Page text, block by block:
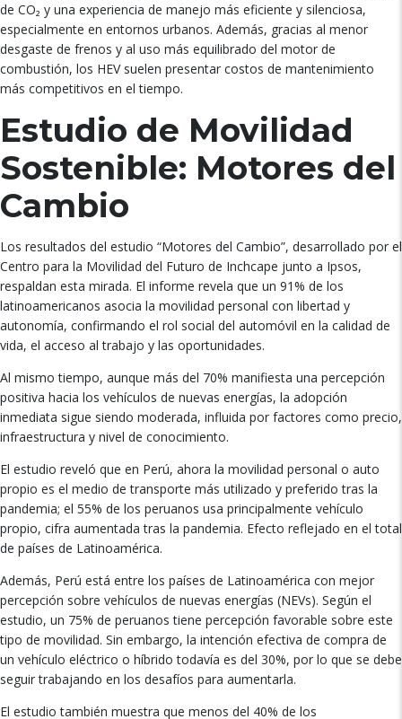
de CO₂ y una experiencia de manejo más eficiente y silenciosa,
especialmente en entornos urbanos. Además, gracias al menor
desgaste de frenos y al uso más equilibrado del motor de
combustión, los HEV suelen presentar costos de mantenimiento
más competitivos en el tiempo.
Estudio de Movilidad
Sostenible: Motores del
Cambio
Los resultados del estudio “Motores del Cambio”, desarrollado por el
Centro para la Movilidad del Futuro de Inchcape junto a Ipsos,
respaldan esta mirada. El informe revela que un 91% de los
latinoamericanos asocia la movilidad personal con libertad y
autonomía, confirmando el rol social del automóvil en la calidad de
vida, el acceso al trabajo y las oportunidades.
Al mismo tiempo, aunque más del 70% manifiesta una percepción
positiva hacia los vehículos de nuevas energías, la adopción
inmediata sigue siendo moderada, influida por factores como precio,
infraestructura y nivel de conocimiento.
El estudio reveló que en Perú, ahora la movilidad personal o auto
propio es el medio de transporte más utilizado y preferido tras la
pandemia; el 55% de los peruanos usa principalmente vehículo
propio, cifra aumentada tras la pandemia. Efecto reflejado en el total
de países de Latinoamérica.
Además, Perú está entre los países de Latinoamérica con mejor
percepción sobre vehículos de nuevas energías (NEVs). Según el
estudio, un 75% de peruanos tiene percepción favorable sobre este
tipo de movilidad. Sin embargo, la intención efectiva de compra de
un vehículo eléctrico o híbrido todavía es del 30%, por lo que se debe
seguir trabajando en los desafíos para aumentarla.
El estudio también muestra que menos del 40% de los